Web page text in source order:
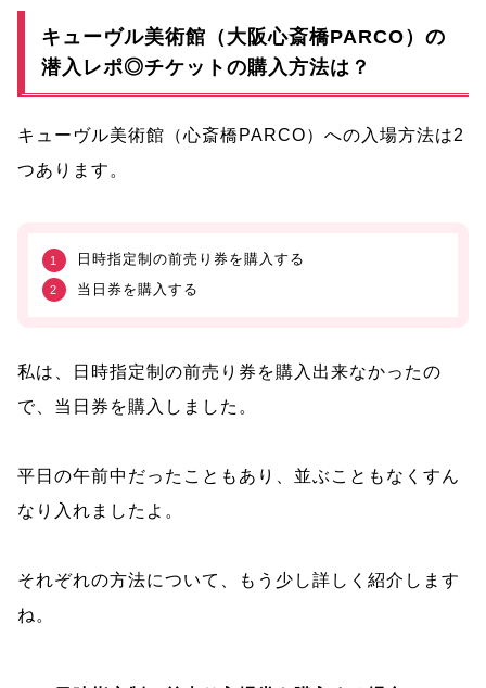
キューヴル美術館（大阪心斎橋PARCO）の
潜入レポ◎チケットの購入方法は？
キューヴル美術館（心斎橋PARCO）への入場方法は2
つあります。
日時指定制の前売り券を購入する
当日券を購入する
私は、日時指定制の前売り券を購入出来なかったの
で、当日券を購入しました。
平日の午前中だったこともあり、並ぶこともなくすん
なり入れましたよ。
それぞれの方法について、もう少し詳しく紹介します
ね。